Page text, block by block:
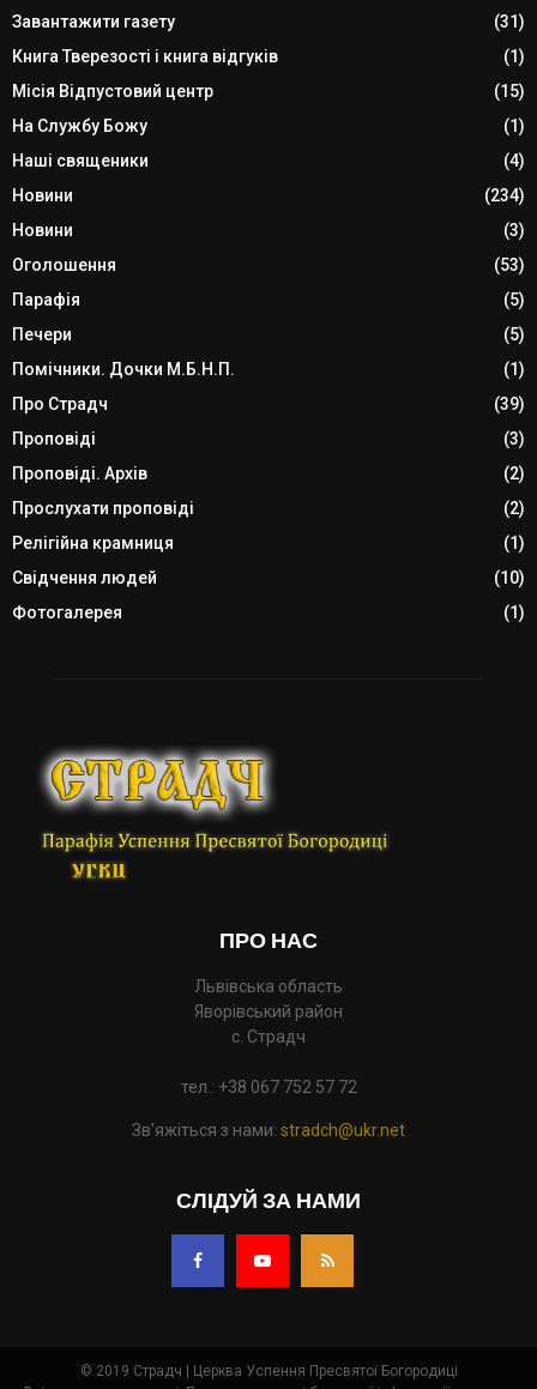
Завантажити газету
(31)
Книга Тверезості і книга відгуків
(1)
Місія Відпустовий центр
(15)
На Службу Божу
(1)
Наші священики
(4)
Новини
(234)
Новини
(3)
Оголошення
(53)
Парафія
(5)
Печери
(5)
Помічники. Дочки М.Б.Н.П.
(1)
Про Страдч
(39)
Проповіді
(3)
Проповіді. Архів
(2)
Прослухати проповіді
(2)
Релігійна крамниця
(1)
Свідчення людей
(10)
Фотогалерея
(1)
ПРО НАС
Львівська область
Яворівський район
с. Страдч
тел.: +38 067 752 57 72
Зв'яжіться з нами: stradch@ukr.net
СЛІДУЙ ЗА НАМИ
© 2019 Страдч | Церква Успення Пресвятої Богородиці